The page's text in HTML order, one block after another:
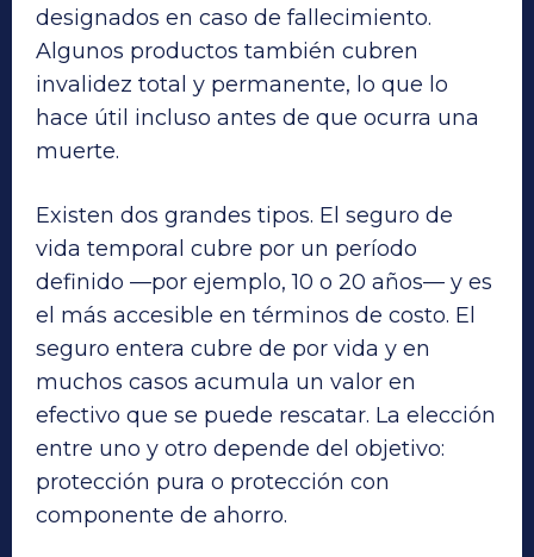
designados en caso de fallecimiento.
Algunos productos también cubren
invalidez total y permanente, lo que lo
hace útil incluso antes de que ocurra una
muerte.
Existen dos grandes tipos. El seguro de
vida temporal cubre por un período
definido —por ejemplo, 10 o 20 años— y es
el más accesible en términos de costo. El
seguro entera cubre de por vida y en
muchos casos acumula un valor en
efectivo que se puede rescatar. La elección
entre uno y otro depende del objetivo:
protección pura o protección con
componente de ahorro.